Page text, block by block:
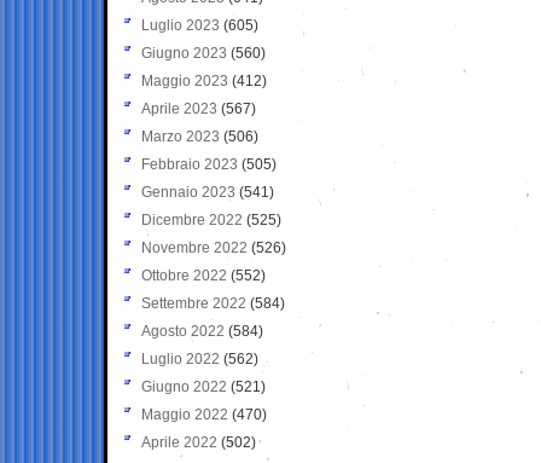
Luglio 2023 (605)
Giugno 2023 (560)
Maggio 2023 (412)
Aprile 2023 (567)
Marzo 2023 (506)
Febbraio 2023 (505)
Gennaio 2023 (541)
Dicembre 2022 (525)
Novembre 2022 (526)
Ottobre 2022 (552)
Settembre 2022 (584)
Agosto 2022 (584)
Luglio 2022 (562)
Giugno 2022 (521)
Maggio 2022 (470)
Aprile 2022 (502)